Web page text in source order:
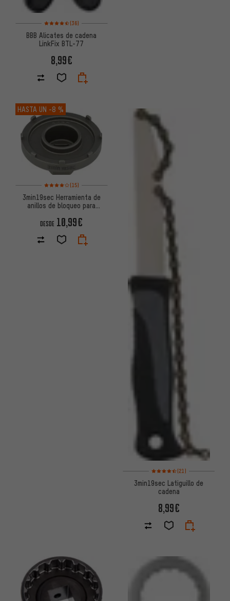
Valoración media: 4,5 de 5 basada en 36 reseñas
(36)
BBB Alicates de cadena
LinkFix BTL-77
8,99€
HASTA UN -8 %
Valoración media: 4 de 5 basada en 15 reseñas
(15)
3min19sec Herramienta de
anillos de bloqueo para
DESDE 10,99€
Valoración media: 4,5 de 5
(21)
3min19sec Latiguillo de
cadena
8,99€